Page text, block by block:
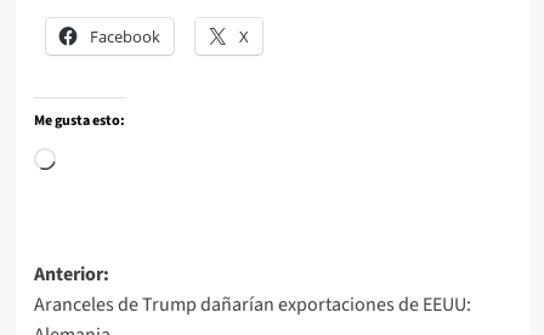
Facebook X
Me gusta esto:
Anterior:
Aranceles de Trump dañarían exportaciones de EEUU: